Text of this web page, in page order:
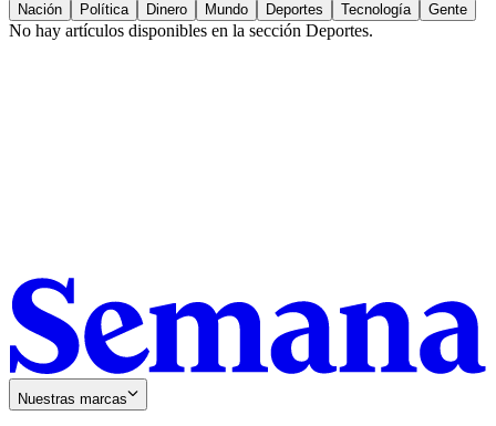
Nación Política Dinero Mundo Deportes Tecnología Gente
No hay artículos disponibles en la sección Deportes.
Nuestras marcas